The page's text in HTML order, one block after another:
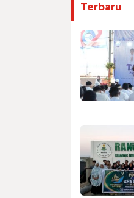
Terbaru